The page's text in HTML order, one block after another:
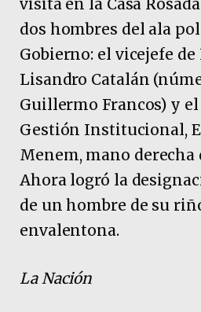
visita en la Casa
dos hombres del ala
Gobierno: el vicejefe
Lisandro Catalán
Guillermo Francos) y
Gestión Institucional,
Menem, mano
Ahora logró la
de un hombre de su
envalentona.
La Nación